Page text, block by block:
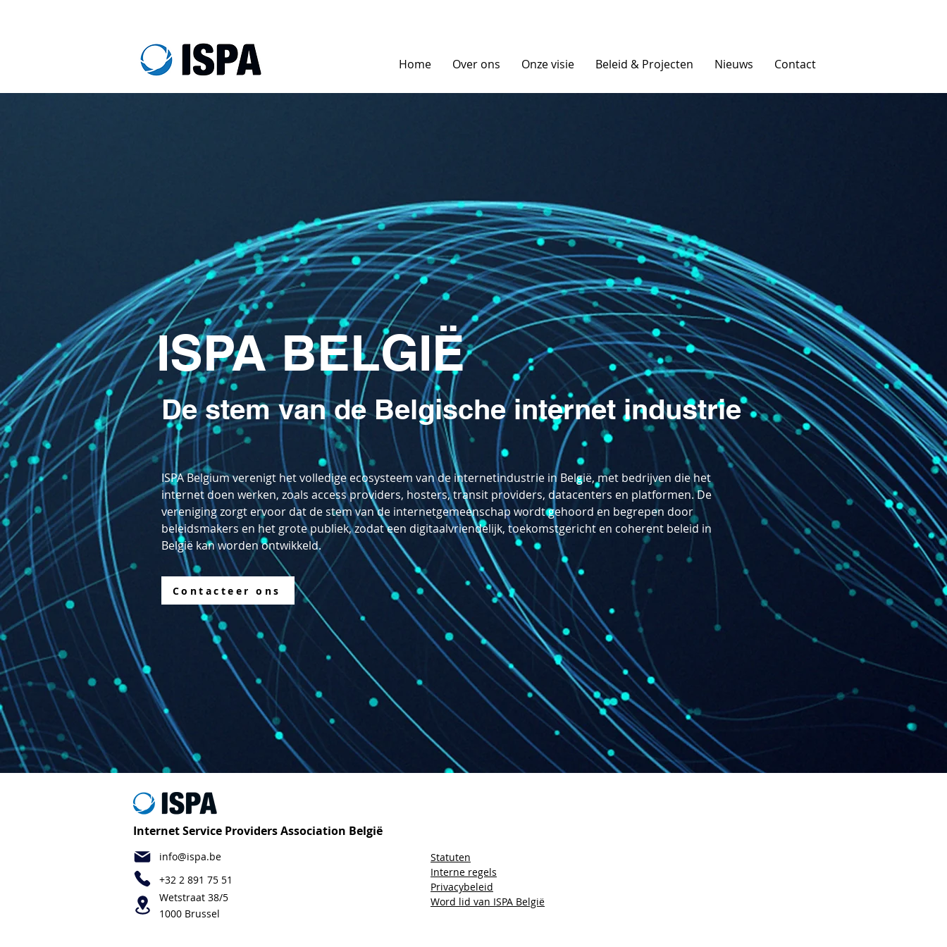
Home Over ons Onze visie Beleid & Projecten Nieuws Contact
ISPA BELGIË
De stem van de Belgische internet industrie
ISPA Belgium verenigt het volledige ecosysteem van de internetindustrie in België, met bedrijven die het
internet doen werken, zoals access providers, hosters, transit providers, datacenters en platformen. De
vereniging zorgt ervoor dat de stem van de internetgemeenschap wordt gehoord en begrepen door
beleidsmakers en het grote publiek, zodat een digitaalvriendelijk, toekomstgericht en coherent beleid in
België kan worden ontwikkeld.
Contacteer ons
Internet Service Providers Association België
info@ispa.be
Wetstraat 38/5
1000 Brussel
Statuten
Interne regels
Privacybeleid
Word lid van ISPA België
+32 2 891 75 51